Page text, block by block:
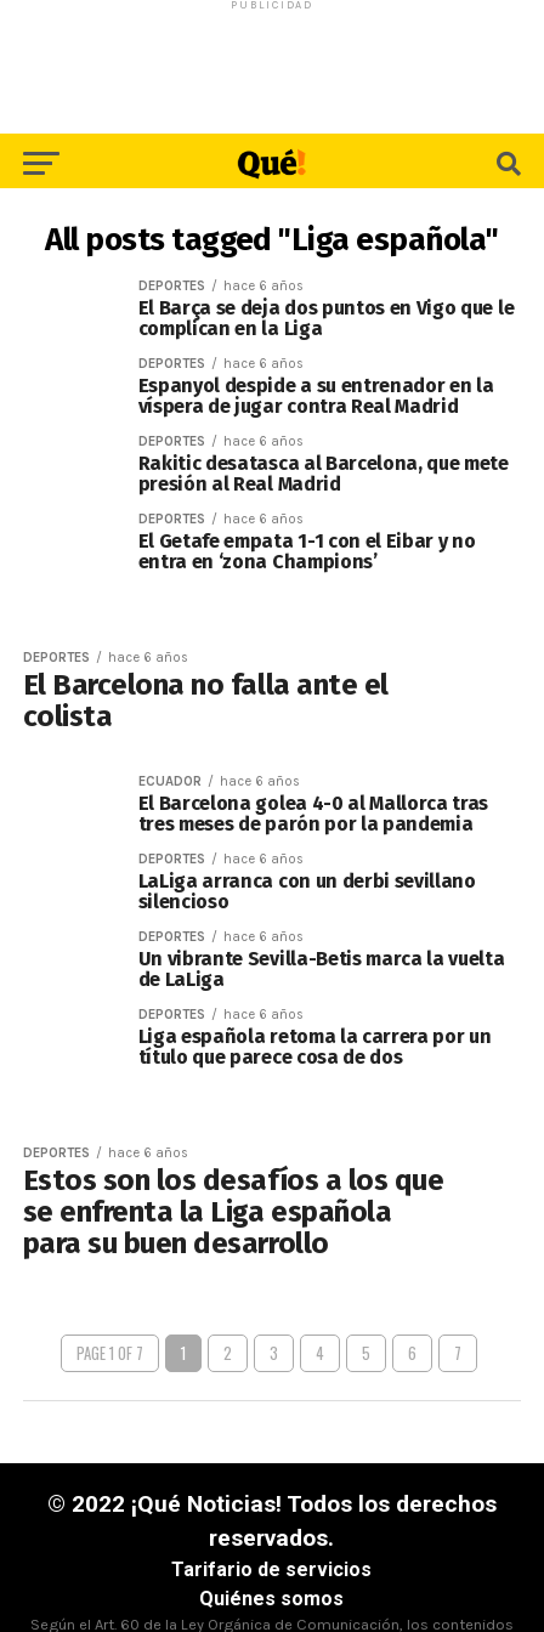
PUBLICIDAD
All posts tagged "Liga española"
DEPORTES hace 6 años
El Barça se deja dos puntos en Vigo que le
complican en la Liga
DEPORTES hace 6 años
Espanyol despide a su entrenador en la
víspera de jugar contra Real Madrid
DEPORTES hace 6 años
Rakitic desatasca al Barcelona, que mete
presión al Real Madrid
DEPORTES hace 6 años
El Getafe empata 1-1 con el Eibar y no
entra en ‘zona Champions’
DEPORTES hace 6 años
El Barcelona no falla ante el
colista
ECUADOR hace 6 años
El Barcelona golea 4-0 al Mallorca tras
tres meses de parón por la pandemia
DEPORTES hace 6 años
LaLiga arranca con un derbi sevillano
silencioso
DEPORTES hace 6 años
Un vibrante Sevilla-Betis marca la vuelta
de LaLiga
DEPORTES hace 6 años
Liga española retoma la carrera por un
título que parece cosa de dos
DEPORTES hace 6 años
Estos son los desafíos a los que
se enfrenta la Liga española
para su buen desarrollo
PAGE 1 OF 7 1 2 3 4 5 6 7
© 2022 ¡Qué Noticias! Todos los derechos
reservados.
Tarifario de servicios
Quiénes somos
Según el Art. 60 de la Ley Orgánica de Comunicación, los contenidos